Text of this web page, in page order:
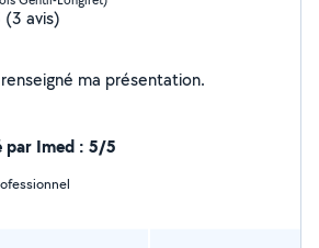
(3 avis)
Je n'ai pas encore renseigné ma présentation.
par Imed : 5/5